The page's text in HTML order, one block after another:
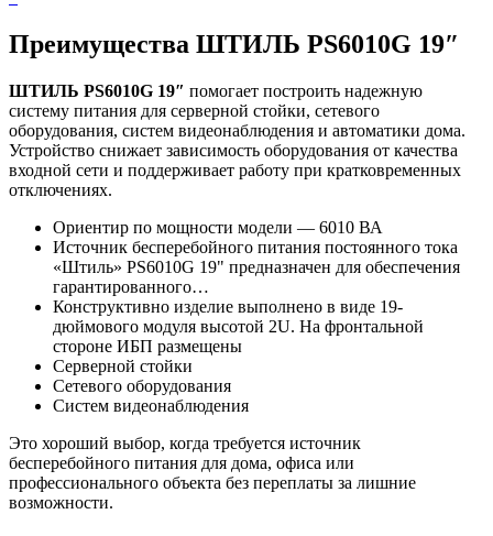
Преимущества ШТИЛЬ PS6010G 19″
ШТИЛЬ PS6010G 19″ помогает построить надежную
систему питания для серверной стойки, сетевого
оборудования, систем видеонаблюдения и автоматики дома.
Устройство снижает зависимость оборудования от качества
входной сети и поддерживает работу при кратковременных
отключениях.
Ориентир по мощности модели — 6010 ВА
Источник бесперебойного питания постоянного тока
«Штиль» PS6010G 19" предназначен для обеспечения
гарантированного…
Конструктивно изделие выполнено в виде 19-
дюймового модуля высотой 2U. На фронтальной
стороне ИБП размещены
Серверной стойки
Сетевого оборудования
Систем видеонаблюдения
Это хороший выбор, когда требуется источник
бесперебойного питания для дома, офиса или
профессионального объекта без переплаты за лишние
возможности.